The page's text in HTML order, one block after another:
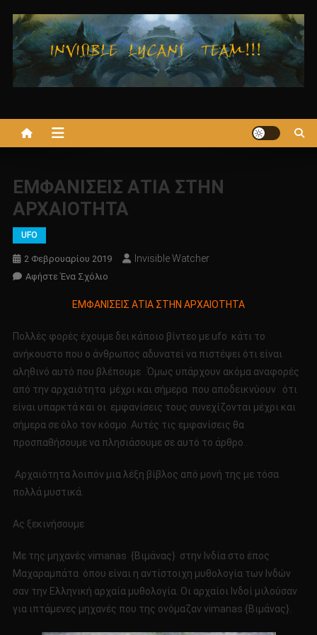
στο
περιεχόμενο
ΕΜΦΑΝΙΣΕΙΣ ΑΤΙΑ ΣΤΗΝ
ΑΡΧΑΙΟΤΗΤΑ
UFO
2 Φεβρουαρίου 2019 Invisible Watcher
Αφήστε Ένα ΣχόλιοΓια
ΕΜΦΑΝΙΣΕΙΣ
ΣΤΗΝ
ΑΡΧΑΙΟΤΗΤΑ
ΕΜΦΑΝΙΣΕΙΣ ΑΤΙΑ ΣΤΗΝ ΑΡΧΑΙΟΤΗΤΑ
Πολλές φορές έχουμε δει κάποιο βίντεο με ufo κάτι το
ανήκουστο που ο άνθρωπος αδυνατεί να πιστέψει ότι είναι
αληθινό αυτό που βλέπουμε .Όμως υπάρχουν ακόμα αναφορές
από την αρχαιότητα μέχρι και σήμερα που αποδεικνύουν ότι
είναι υπαρκτά και οι εμφανίσεις τους συνεχίζονται μέχρι και
σήμερα σε όλο τον κόσμο. Αυτές τις εμφανίσεις θα
προσπαθήσουμε να πλησιάσουμε σε αυτό το άρθρο .
Αρχαιότητα λοιπόν μια λέξη βίβλος από μονή της με τόσα
πολλά μυστικά.
Ας ξεκινήσουμε
Με της μηχανές vimanas {Βιμάνας} στην Ινδία στο έπος
Μαχαραμπάτα όπου είναι η αντίστοιχη μυθολογία των Ινδών
σαν την Ελληνική αρχαία μυθολογία. Οι αρχαίοι Ινδοί μιλούσαν
για ιπτάμενες μηχανές που της ονόμαζαν vimanas {Βιμάνας}.